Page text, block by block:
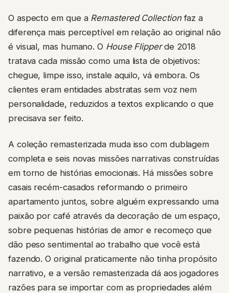
O aspecto em que a Remastered Collectionfaz a
diferença mais perceptível em relação ao original não
é visual, mas humano. O House Flipperde 2018
tratava cada missão como uma lista de objetivos:
chegue, limpe isso, instale aquilo, vá embora. Os
clientes eram entidades abstratas sem voz nem
personalidade, reduzidos a textos explicando o que
precisava ser feito.
A coleção remasterizada muda isso com dublagem
completa e seis novas missões narrativas construídas
em torno de histórias emocionais. Há missões sobre
casais recém-casados reformando o primeiro
apartamento juntos, sobre alguém expressando uma
paixão por café através da decoração de um espaço,
sobre pequenas histórias de amor e recomeço que
dão peso sentimental ao trabalho que você está
fazendo. O original praticamente não tinha propósito
narrativo, e a versão remasterizada dá aos jogadores
razões para se importar com as propriedades além